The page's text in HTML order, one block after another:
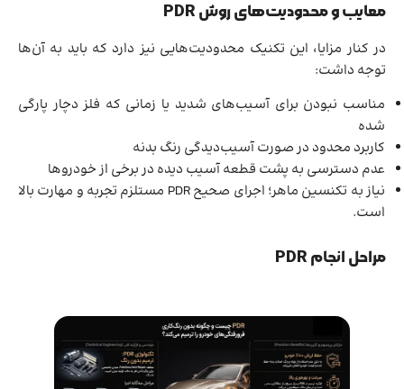
معایب و محدودیت‌های روش PDR
در کنار مزایا، این تکنیک محدودیت‌هایی نیز دارد که باید به آن‌ها
توجه داشت:
مناسب نبودن برای آسیب‌های شدید یا زمانی که فلز دچار پارگی
شده
کاربرد محدود در صورت آسیب‌دیدگی رنگ بدنه
عدم دسترسی به پشت قطعه آسیب‌ دیده در برخی از خودروها
نیاز به تکنسین ماهر؛ اجرای صحیح PDR مستلزم تجربه و مهارت بالا
است.
مراحل انجام PDR